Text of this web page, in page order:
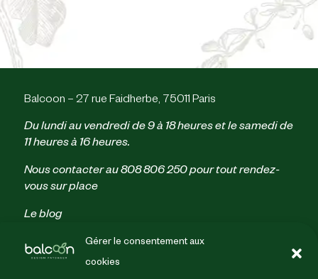
Gérer le consentement aux
cookies
Balcoon – 27 rue Faidherbe, 75011 Paris
Du lundi au vendredi de 9 à 18 heures et le samedi de
11 heures à 16 heures.
Nous contacter au808 806 250pour tout rendez-
vous sur place
Le blog
Politique de confidentialité
Conditions générales de vente